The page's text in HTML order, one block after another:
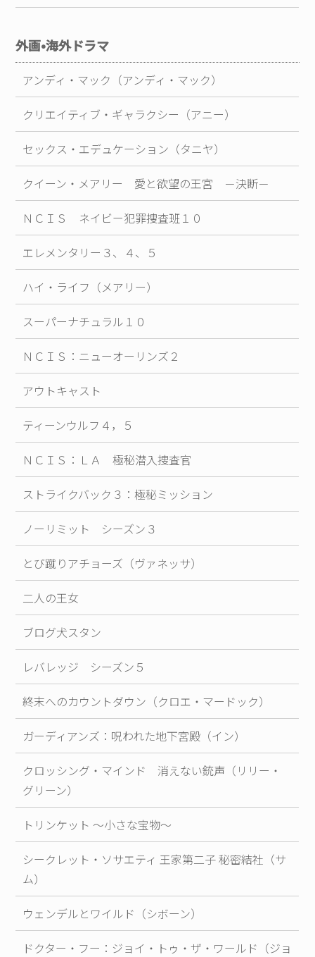
外画•海外ドラマ
アンディ・マック（アンディ・マック）
クリエイティブ・ギャラクシー（アニー）
セックス・エデュケーション（タニヤ）
クイーン・メアリー 愛と欲望の王宮 －決断－
ＮＣＩＳ ネイビー犯罪捜査班１０
エレメンタリー３、４、５
ハイ・ライフ（メアリー）
スーパーナチュラル１０
ＮＣＩＳ：ニューオーリンズ２
アウトキャスト
ティーンウルフ４，５
ＮＣＩＳ：ＬＡ 極秘潜入捜査官
ストライクバック３：極秘ミッション
ノーリミット シーズン３
とび蹴りアチョーズ（ヴァネッサ）
二人の王女
ブログ犬スタン
レバレッジ シーズン５
終末へのカウントダウン（クロエ・マードック）
ガーディアンズ：呪われた地下宮殿（イン）
クロッシング・マインド 消えない銃声（リリー・
グリーン）
トリンケット ～小さな宝物～
シークレット・ソサエティ 王家第二子 秘密結社（サ
ム）
ウェンデルとワイルド（シボーン）
ドクター・フー：ジョイ・トゥ・ザ・ワールド（ジョ